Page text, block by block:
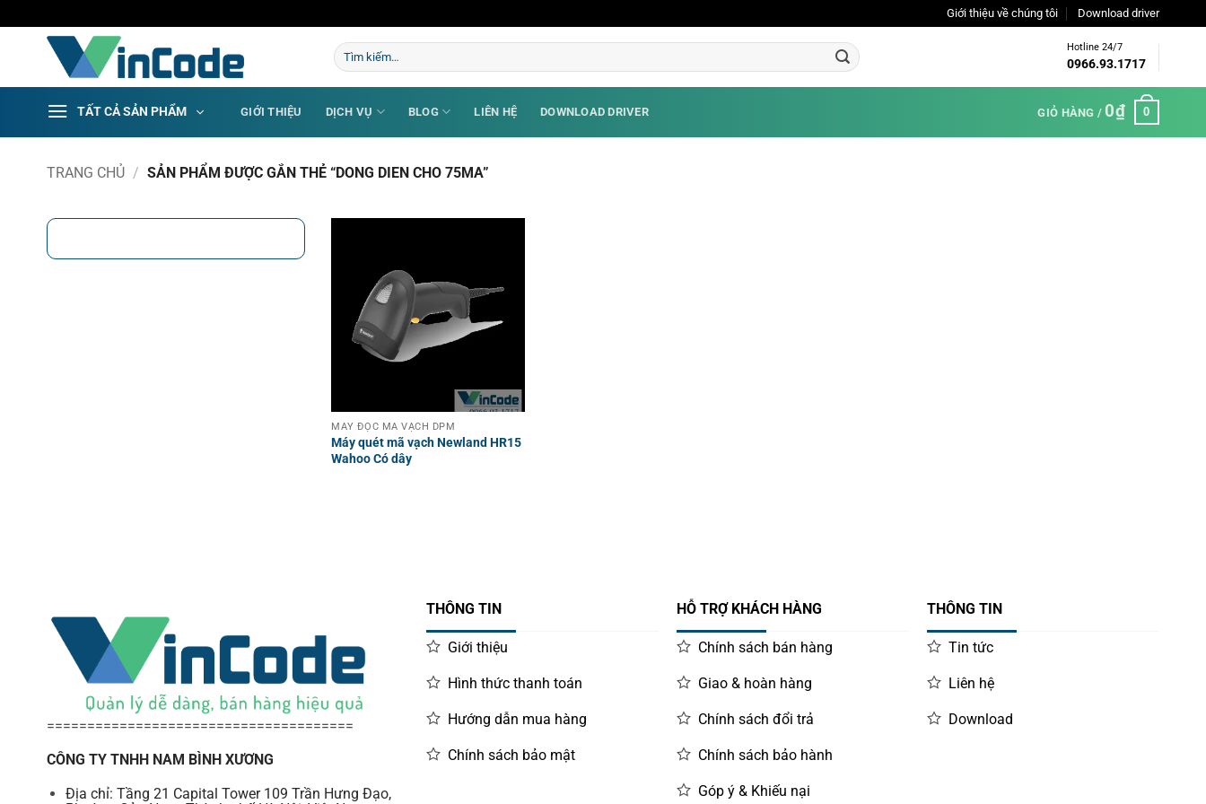
qua
Giới thiệu về chúng tôi Download driver
Tìm
kiếm:
Hotline 24/7
0966.93.1717
TẤT CẢ SẢN PHẨM GIỚI THIỆU DỊCH VỤ BLOG LIÊN HỆ DOWNLOAD DRIVER GIỎ HÀNG / 0₫ 0
TRANG CHỦ / SẢN PHẨM ĐƯỢC GẮN THẺ “DONG DIEN CHO 75MA”
MÁY ĐỌC MÃ VẠCH DPM
Máy quét mã vạch Newland HR15
Wahoo Có dây
======================================
CÔNG TY TNHH NAM BÌNH XƯƠNG
Địa chỉ: Tầng 21 Capital Tower 109 Trần Hưng Đạo,
THÔNG TIN
Giới thiệu
Hình thức thanh toán
Hướng dẫn mua hàng
Chính sách bảo mật
HỖ TRỢ KHÁCH HÀNG
Chính sách bán hàng
Giao & hoàn hàng
Chính sách đổi trả
Chính sách bảo hành
Góp ý & Khiếu nại
THÔNG TIN
Tin tức
Liên hệ
Download